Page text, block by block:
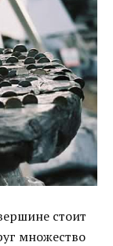
стоит
множество